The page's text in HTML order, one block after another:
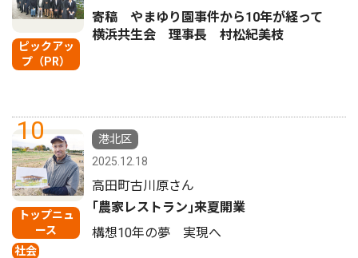
ピックアッ
プ（PR）
寄稿 やまゆり園事件から10年が経って
横浜共生会 理事長 村松紀美枝
10
トップニュ
ース
社会
港北区
2025.12.18
高田町古川原さん
｢農家レストラン｣来夏開業
構想10年の夢 実現へ